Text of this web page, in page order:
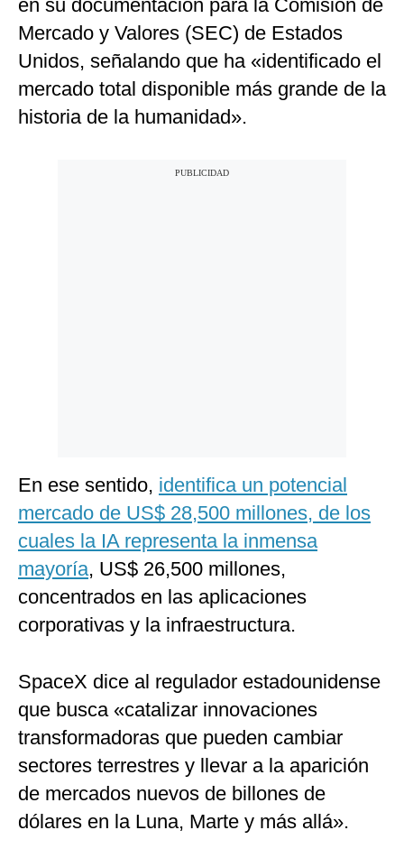
en su documentación para la Comisión de
Mercado y Valores (SEC) de Estados
Unidos, señalando que ha «identificado el
mercado total disponible más grande de la
historia de la humanidad».
En ese sentido, identifica un potencial
mercado de US$ 28,500 millones, de los
cuales la IA representa la inmensa
mayoría, US$ 26,500 millones,
concentrados en las aplicaciones
corporativas y la infraestructura.
SpaceX dice al regulador estadounidense
que busca «catalizar innovaciones
transformadoras que pueden cambiar
sectores terrestres y llevar a la aparición
de mercados nuevos de billones de
dólares en la Luna, Marte y más allá».